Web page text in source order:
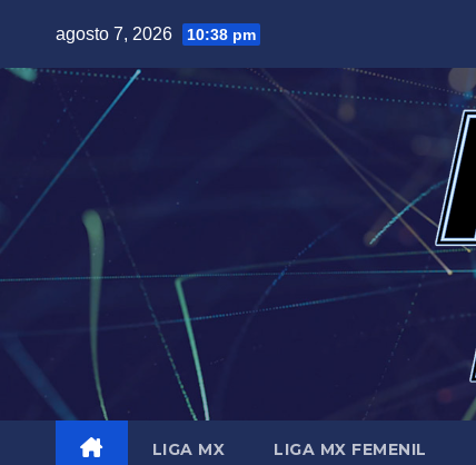
contenido
agosto 7, 2026 10:38 pm
LIGA MX LIGA MX FEMENIL